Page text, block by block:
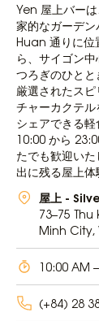
Yen 屋上バーは
家的なガーデ
Huan 通りに位
ら、サイゴン
つろぎのひとと
厳選されたス
チャーカクテル
シェアできる
10:00 から
たでも歓迎い
出に残る屋上体
屋上 -
73–75
Minh City,
10:00 AM
(+84) 28